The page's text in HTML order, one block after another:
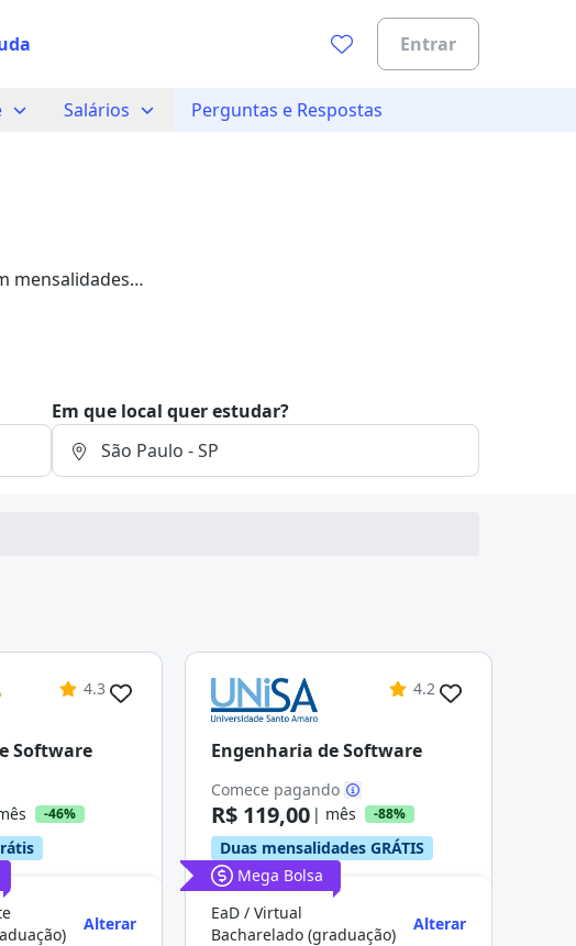
Entrar
Salários Perguntas e Respostas
mensalidades
Em que local quer estudar?
4.3
Software
-46%
Alterar
4.2
Engenharia de Software
Comece pagando
R$ 119,00 | mês -88%
Duas mensalidades GRÁTIS
Mega Bolsa
EaD / Virtual
Bacharelado (graduação)
Alterar